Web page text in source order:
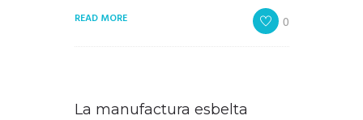
READ MORE 0
La manufactura esbelta